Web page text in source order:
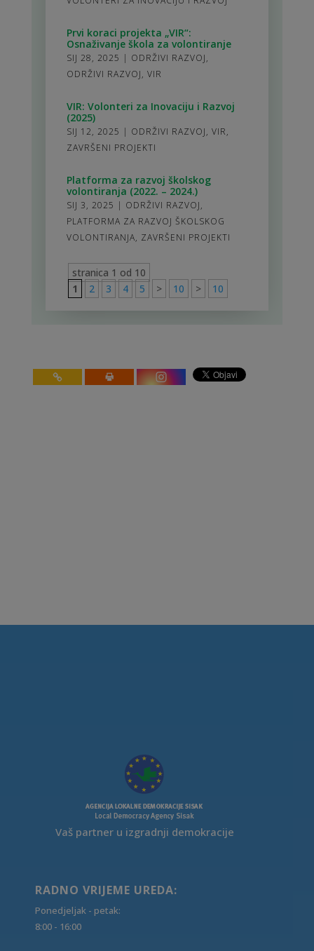
Prvi koraci projekta „VIR“:
Osnaživanje škola za volontiranje
SIJ 28, 2025 | ODRŽIVI RAZVOJ,
ODRŽIVI RAZVOJ, VIR
VIR: Volonteri za Inovaciju i Razvoj
(2025)
SIJ 12, 2025 | ODRŽIVI RAZVOJ, VIR,
ZAVRŠENI PROJEKTI
Platforma za razvoj školskog
volontiranja (2022. – 2024.)
SIJ 3, 2025 | ODRŽIVI RAZVOJ,
PLATFORMA ZA RAZVOJ ŠKOLSKOG
VOLONTIRANJA, ZAVRŠENI PROJEKTI
stranica 1 od 10
1
2 3 4 5 > 10 > 10
Vaš partner u izgradnji demokracije
RADNO VRIJEME UREDA:
Ponedjeljak - petak:
8:00 - 16:00